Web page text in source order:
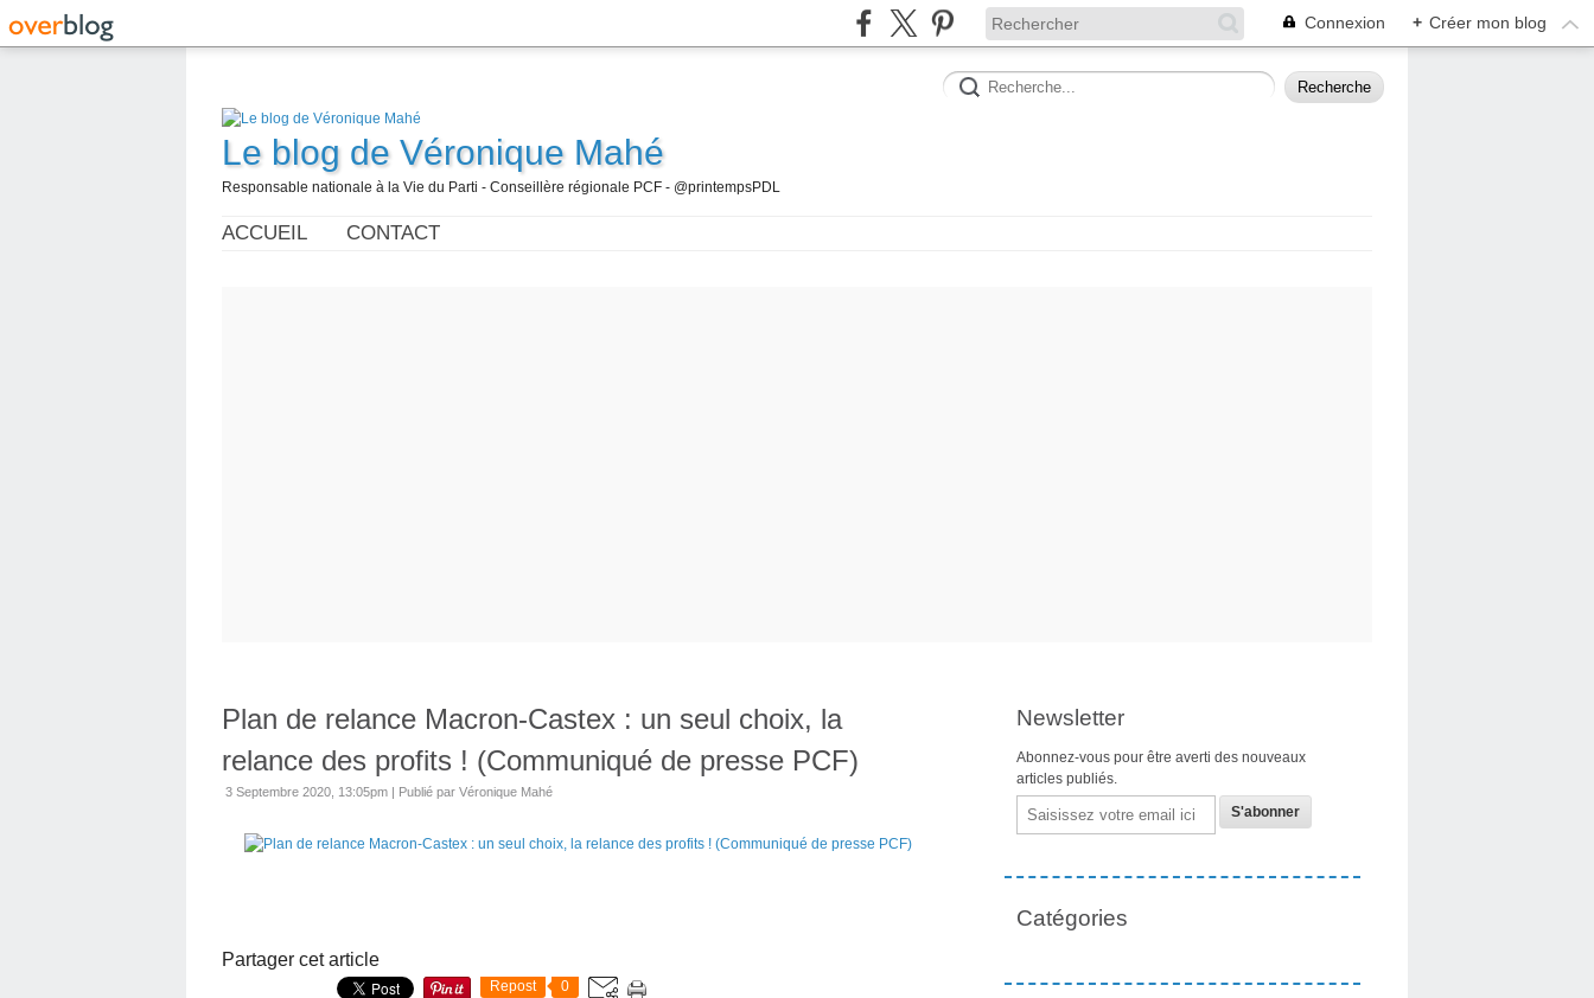
Connexion + Créer mon blog
Le blog de Véronique Mahé
Responsable nationale à la Vie du Parti - Conseillère régionale PCF - @printempsPDL
ACCUEIL CONTACT
Plan de relance Macron-Castex : un seul choix, la
relance des profits ! (Communiqué de presse PCF)
3 Septembre 2020, 13:05pm | Publié par Véronique Mahé
Partager cet article
Repost 0
Newsletter
Abonnez-vous pour être averti des nouveaux
articles publiés.
Email
Catégories